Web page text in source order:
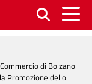
di Bolzano
Promozione dello